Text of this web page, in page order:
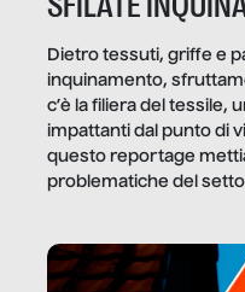
Dietro tessuti, griffe e
inquinamento,
c’è la filiera del tessile,
impattanti dal punto di
questo reportage
problematiche del